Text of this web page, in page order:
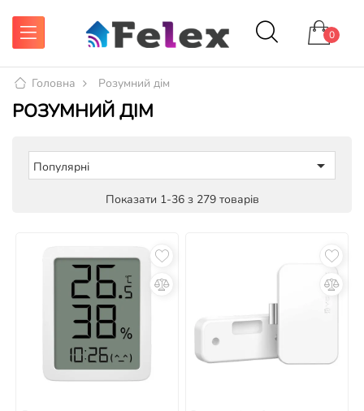
0
Головна Розумний дім
РОЗУМНИЙ ДІМ
Популярні 
Показати 1-36 з 279 товарів